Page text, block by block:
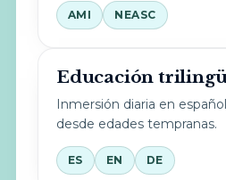
AMI NEASC
Educación
Inmersión diaria en
desde edades tempranas.
ES EN DE